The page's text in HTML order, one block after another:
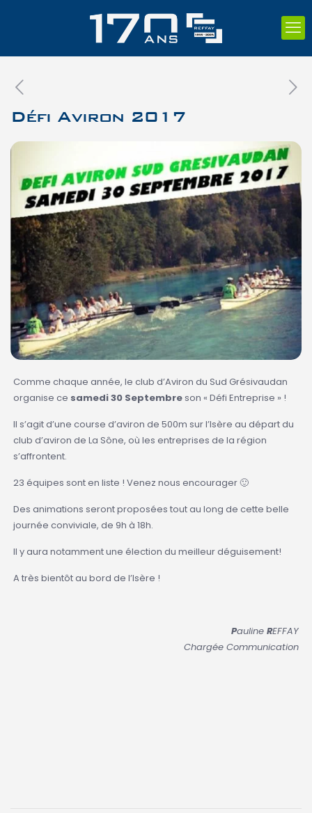
Défi Aviron 2017
Comme chaque année, le club d’Aviron du Sud Grésivaudan
organise ce samedi 30 Septembreson « Défi Entreprise » !
Il s’agit d’une course d’aviron de 500m sur l’Isère au départ du
club d’aviron de La Sône, où les entreprises de la région
s’affrontent.
23 équipes sont en liste ! Venez nous encourager 🙂
Des animations seront proposées tout au long de cette belle
journée conviviale, de 9h à 18h.
Il y aura notamment une élection du meilleur déguisement!
A très bientôt au bord de l’Isère !
Pauline REFFAY
Chargée Communication